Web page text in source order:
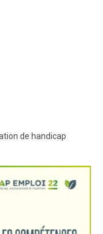
de handicap